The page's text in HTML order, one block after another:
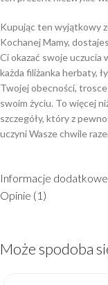
Kupując ten wyjątkowy
Kochanej Mamy,
Ci okazać swoje uczucia
każda filiżanka herbaty,
Twojej obecności, trosce
swoim życiu. To więcej
szczegóły, który z
uczyni Wasze chwile
Informacje dodatkowe
Opinie (1)
Może spodoba